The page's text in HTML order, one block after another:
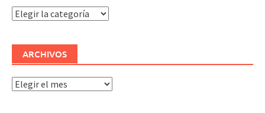
Categorías
ARCHIVOS
Archivos